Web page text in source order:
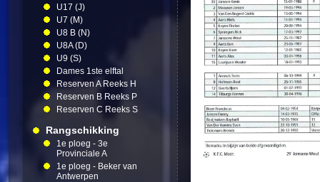
U17 (J)
U7 (M)
U8 B (N)
U8A (D)
U9 (S)
Dames 1ste elftal
Reserven A Reeks H
Reserven B Reeks P
Reserven C Reeks S
Rangschikking
1e ploeg - 3e
Provinciale A
1e ploeg - Beker van
Antwerpen